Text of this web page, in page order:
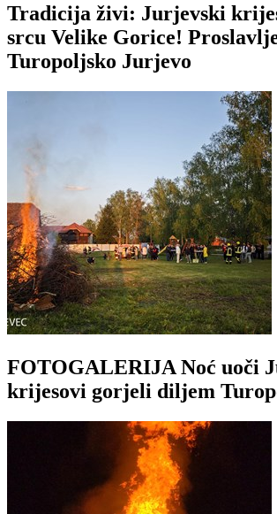
Tradicija živi: Jurjevski
srcu Velike Gorice!
Turopoljsko Jurjevo
FOTOGALERIJA Noć uoči
krijesovi gorjeli diljem